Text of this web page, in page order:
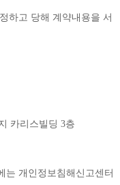
하고 당해 계약내용을 서
카리스빌딩 3층
는 개인정보침해신고센터